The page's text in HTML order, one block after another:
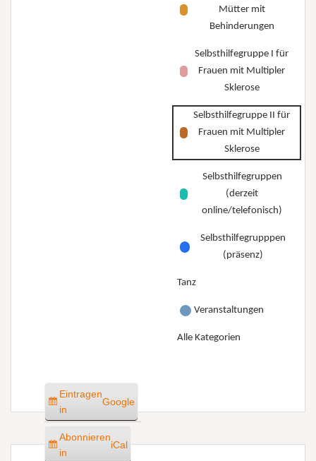
Mütter mit
Behinderungen
Selbsthilfegruppe I für
Frauen mit Multipler
Sklerose
Selbsthilfegruppe II für
Frauen mit Multipler
Sklerose
Selbsthilfegruppen
(derzeit
online/telefonisch)
Selbsthilfegrupppen
(präsenz)
Tanz
Veranstaltungen
Alle Kategorien
Eintragen
in
Google
Abonnieren
in
iCal